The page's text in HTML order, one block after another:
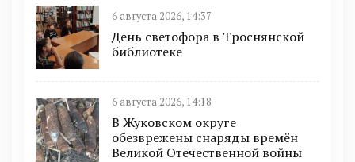
6 августа 2026, 14:37
День светофора в Троснянской
библиотеке
6 августа 2026, 14:18
В Жуковском округе
обезврежены снаряды времён
Великой Отечественной войны